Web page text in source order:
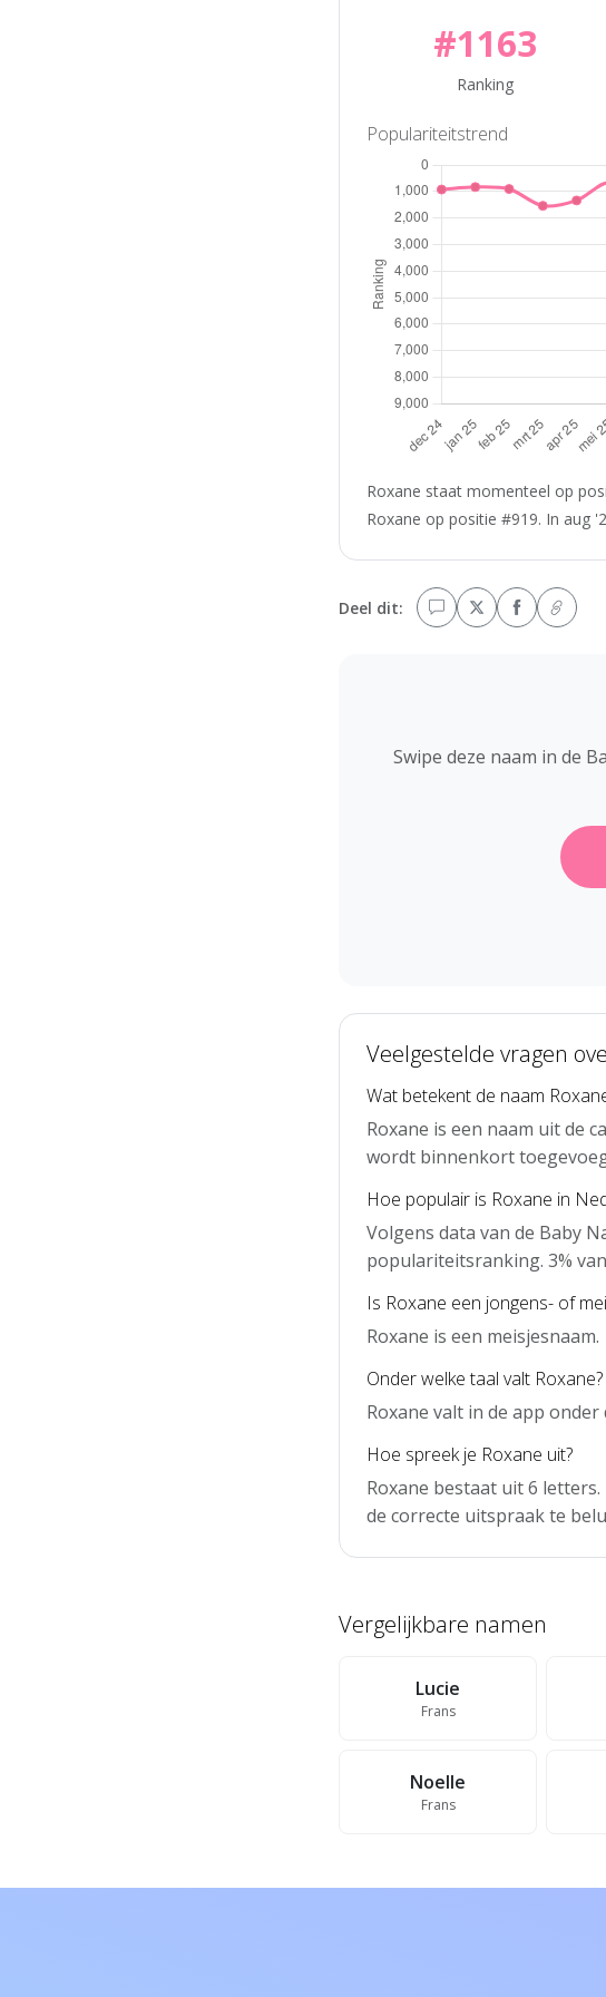
#1163
Ranking
Populariteitstrend
Roxane staat momenteel op
Roxane op positie #919. In aug
Deel dit:
Swipe deze naam in de
Veelgestelde vragen
Wat betekent de naam
Roxane is een naam uit de
wordt binnenkort
Hoe populair is Roxane in
Volgens data van de Baby
populariteitsranking. 3%
Is Roxane een jongens- of
Roxane is een meisjesnaam.
Onder welke taal valt Roxane?
Roxane valt in de app
Hoe spreek je Roxane uit?
Roxane bestaat uit 6
de correcte uitspraak te
Vergelijkbare namen
Lucie
Frans
Noelle
Frans